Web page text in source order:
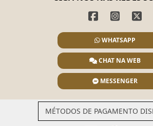
WHATSAPP
CHAT NA WEB
MESSENGER
MÉTODOS DE PAGAMENTO